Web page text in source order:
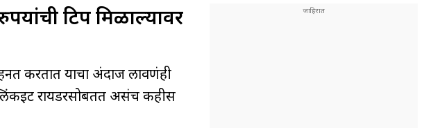
टिप मिळाल्यावर
करतात याचा अंदाज लावणंही
रायडरसोबतत असंच कहीस